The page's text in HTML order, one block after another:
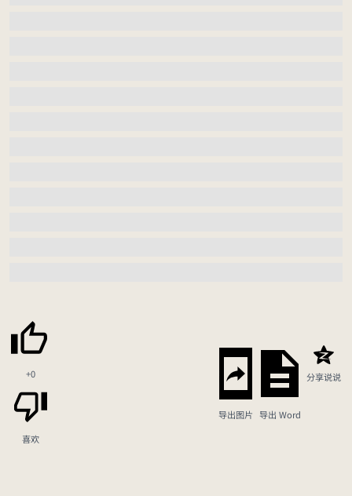
+0
喜欢
导出图片 导出 Word
分享说说